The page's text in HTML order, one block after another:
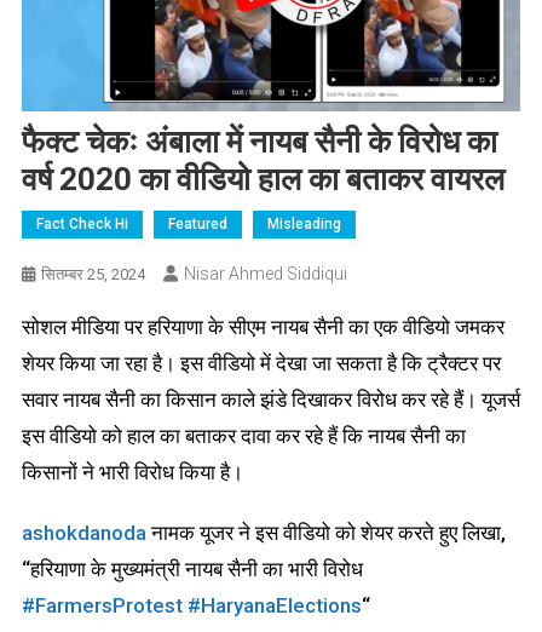
फैक्ट चेकः अंबाला में नायब सैनी के विरोध का
वर्ष 2020 का वीडियो हाल का बताकर वायरल
Fact Check Hi Featured Misleading
सितम्बर 25, 2024 Nisar Ahmed Siddiqui
सोशल मीडिया पर हरियाणा के सीएम नायब सैनी का एक वीडियो जमकर
शेयर किया जा रहा है। इस वीडियो में देखा जा सकता है कि ट्रैक्टर पर
सवार नायब सैनी का किसान काले झंडे दिखाकर विरोध कर रहे हैं। यूजर्स
इस वीडियो को हाल का बताकर दावा कर रहे हैं कि नायब सैनी का
किसानों ने भारी विरोध किया है।
ashokdanoda नामक यूजर ने इस वीडियो को शेयर करते हुए लिखा,
“हरियाणा के मुख्यमंत्री नायब सैनी का भारी विरोध
#FarmersProtest #HaryanaElections“